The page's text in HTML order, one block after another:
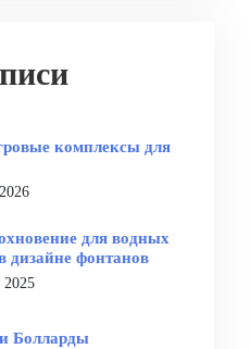
комплексы для
для водных
дизайне фонтанов
2025
Болларды